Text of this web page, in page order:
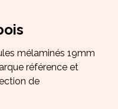
mélaminés 19mm
référence et
de